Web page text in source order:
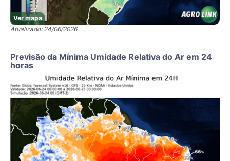
Ver mapa
Atualizado: 24/06/2026
Previsão da Mínima Umidade Relativa do Ar em 24
horas